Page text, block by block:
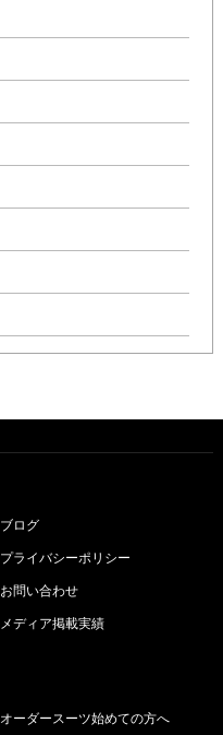
ブログ
プライバシーポリシー
お問い合わせ
メディア掲載実績
オーダースーツ始めての方へ